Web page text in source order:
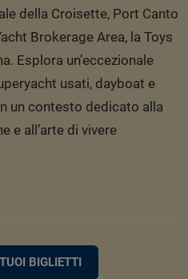
della Croisette, Port Canto
Brokerage Area, la Toys
Esplora un’eccezionale
usati, dayboat e
un contesto dedicato alla
e all’arte di vivere
BIGLIETTI